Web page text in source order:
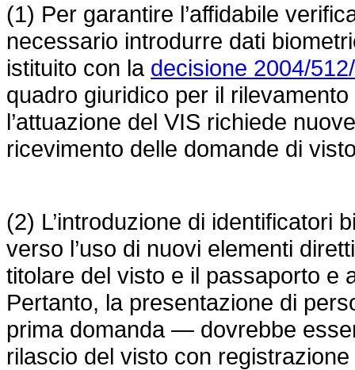
(1) Per garantire l’affidabile
necessario introdurre dati
istituito con la decisione 2004/
quadro giuridico per il
l’attuazione del VIS richiede
ricevimento delle domande di
(2) L’introduzione di identificatori
verso l’uso di nuovi elementi
titolare del visto e il passaporto e
Pertanto, la presentazione di
prima domanda — dovrebbe
rilascio del visto con